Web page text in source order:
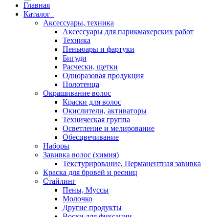
Главная
Каталог
Аксессуары, техника
Аксессуары для парикмахерских работ
Техника
Пеньюары и фартуки
Бигуди
Расчески, щетки
Одноразовая продукция
Полотенца
Окрашивание волос
Краски для волос
Окислители, активаторы
Техническая группа
Осветление и мелирование
Обесцвечивание
Наборы
Завивка волос (химия)
Текстурирование, Перманентная завивка
Краска для бровей и ресниц
Стайлинг
Пены, Муссы
Молочко
Другие продукты